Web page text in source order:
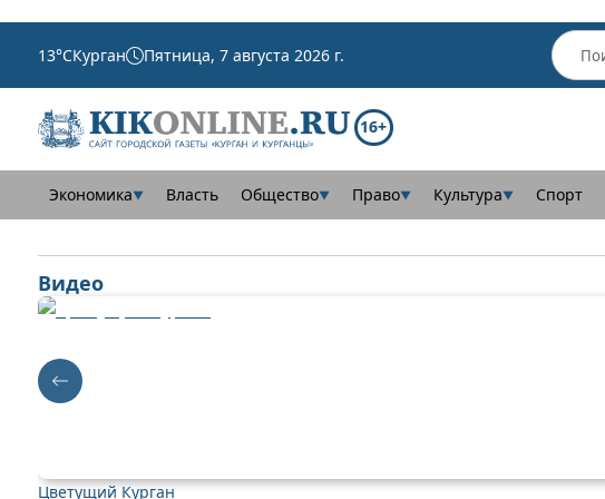
13°CКурган Пятница, 7 августа 2026 г.
16+
Экономика▼ Власть Общество▼ Право▼ Культура▼ Спорт
Видео
Цветущий Курган